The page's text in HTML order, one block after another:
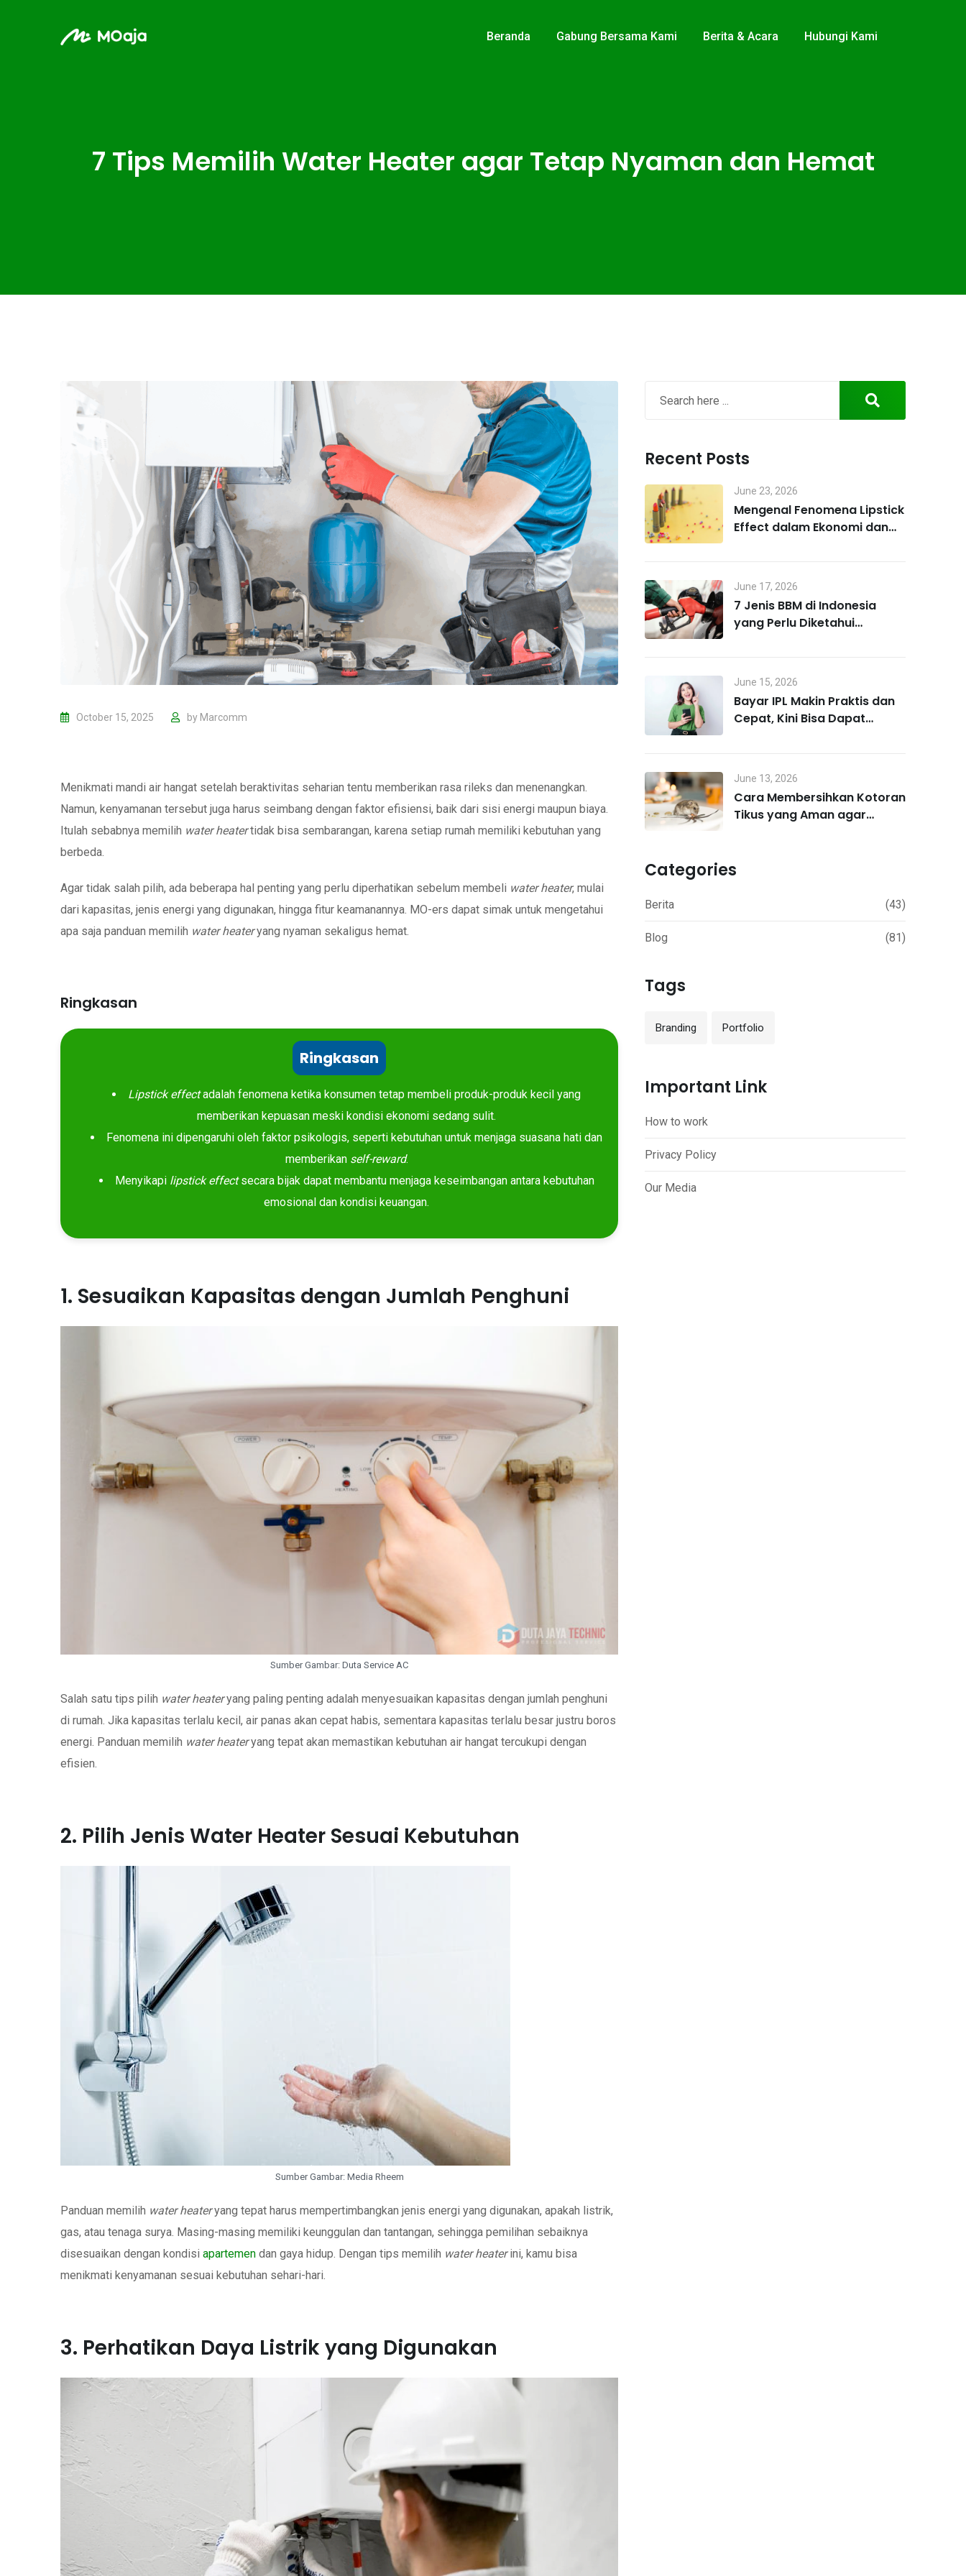
Beranda Gabung Bersama Kami Berita & Acara Hubungi Kami
7 Tips Memilih Water Heater agar Tetap Nyaman dan Hemat
October 15, 2025 by Marcomm
Menikmati mandi air hangat setelah beraktivitas seharian tentu memberikan rasa rileks dan menenangkan.
Namun, kenyamanan tersebut juga harus seimbang dengan faktor efisiensi, baik dari sisi energi maupun biaya.
Itulah sebabnya memilih water heatertidak bisa sembarangan, karena setiap rumah memiliki kebutuhan yang
berbeda.
Agar tidak salah pilih, ada beberapa hal penting yang perlu diperhatikan sebelum membeli water heater, mulai
dari kapasitas, jenis energi yang digunakan, hingga fitur keamanannya. MO-ers dapat simak untuk mengetahui
apa saja panduan memilih water heateryang nyaman sekaligus hemat.
Ringkasan
Ringkasan
Lipstick effectadalah fenomena ketika konsumen tetap membeli produk-produk kecil yang
memberikan kepuasan meski kondisi ekonomi sedang sulit.
Fenomena ini dipengaruhi oleh faktor psikologis, seperti kebutuhan untuk menjaga suasana hati dan
memberikan self-reward.
Menyikapi lipstick effectsecara bijak dapat membantu menjaga keseimbangan antara kebutuhan
emosional dan kondisi keuangan.
1. Sesuaikan Kapasitas dengan Jumlah Penghuni
Sumber Gambar: Duta Service AC
Salah satu tips pilih water heateryang paling penting adalah menyesuaikan kapasitas dengan jumlah penghuni
di rumah. Jika kapasitas terlalu kecil, air panas akan cepat habis, sementara kapasitas terlalu besar justru boros
energi. Panduan memilih water heateryang tepat akan memastikan kebutuhan air hangat tercukupi dengan
efisien.
2. Pilih Jenis Water Heater Sesuai Kebutuhan
Sumber Gambar: Media Rheem
Panduan memilih water heateryang tepat harus mempertimbangkan jenis energi yang digunakan, apakah listrik,
gas, atau tenaga surya. Masing-masing memiliki keunggulan dan tantangan, sehingga pemilihan sebaiknya
disesuaikan dengan kondisi apartemen dan gaya hidup. Dengan tips memilih water heaterini, kamu bisa
menikmati kenyamanan sesuai kebutuhan sehari-hari.
3. Perhatikan Daya Listrik yang Digunakan
Recent Posts
June 23, 2026
Mengenal Fenomena Lipstick
Effect dalam Ekonomi dan
June 17, 2026
7 Jenis BBM di Indonesia
yang Perlu Diketahui
June 15, 2026
Bayar IPL Makin Praktis dan
Cepat, Kini Bisa Dapat
June 13, 2026
Cara Membersihkan Kotoran
Tikus yang Aman agar
Categories
Berita (43)
Blog (81)
Tags
Branding Portfolio
Important Link
How to work
Privacy Policy
Our Media